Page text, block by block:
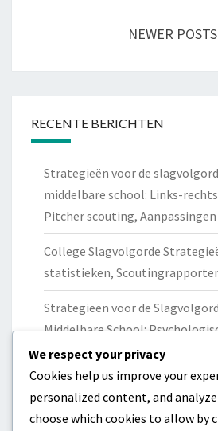
NEWER POSTS
RECENTE BERICHTEN
Strategieën voor de
middelbare school: Links-
Pitcher scouting,
College Slagvolgorde
statistieken,
Strategieën voor de
Middelbare School:
Motivatie, Invloed van Peers
College Lineup Constructie:
strategie, Verdedigende
We respect your privacy
Cookies help us improve your
personalized content, and analyze
choose which cookies to allow by